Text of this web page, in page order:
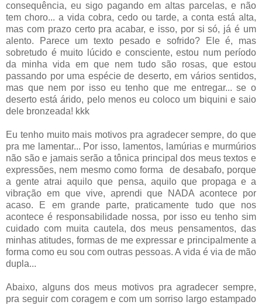
consequência, eu sigo pagando em altas parcelas, e não
tem choro... a vida cobra, cedo ou tarde, a conta está alta,
mas com prazo certo pra acabar, e isso, por si só, já é um
alento. Parece um texto pesado e sofrido? Ele é, mas
sobretudo é muito lúcido e consciente, estou num período
da minha vida em que nem tudo são rosas, que estou
passando por uma espécie de deserto, em vários sentidos,
mas que nem por isso eu tenho que me entregar... se o
deserto está árido, pelo menos eu coloco um biquini e saio
dele bronzeada! kkk
Eu tenho muito mais motivos pra agradecer sempre, do que
pra me lamentar... Por isso, lamentos, lamúrias e murmúrios
não são e jamais serão a tônica principal dos meus textos e
expressões, nem mesmo como forma de desabafo, porque
a gente atrai aquilo que pensa, aquilo que propaga e a
vibração em que vive, aprendi que NADA acontece por
acaso. E em grande parte, praticamente tudo que nos
acontece é responsabilidade nossa, por isso eu tenho sim
cuidado com muita cautela, dos meus pensamentos, das
minhas atitudes, formas de me expressar e principalmente a
forma como eu sou com outras pessoas. A vida é via de mão
dupla...
Abaixo, alguns dos meus motivos pra agradecer sempre,
pra seguir com coragem e com um sorriso largo estampado